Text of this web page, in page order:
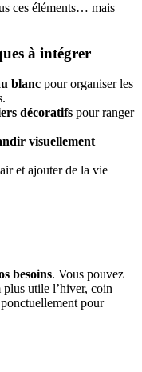
ces éléments… mais
à intégrer
blanc pour organiser les
décoratifs pour ranger
visuellement
et ajouter de la vie
besoins. Vous pouvez
plus utile l’hiver, coin
pour